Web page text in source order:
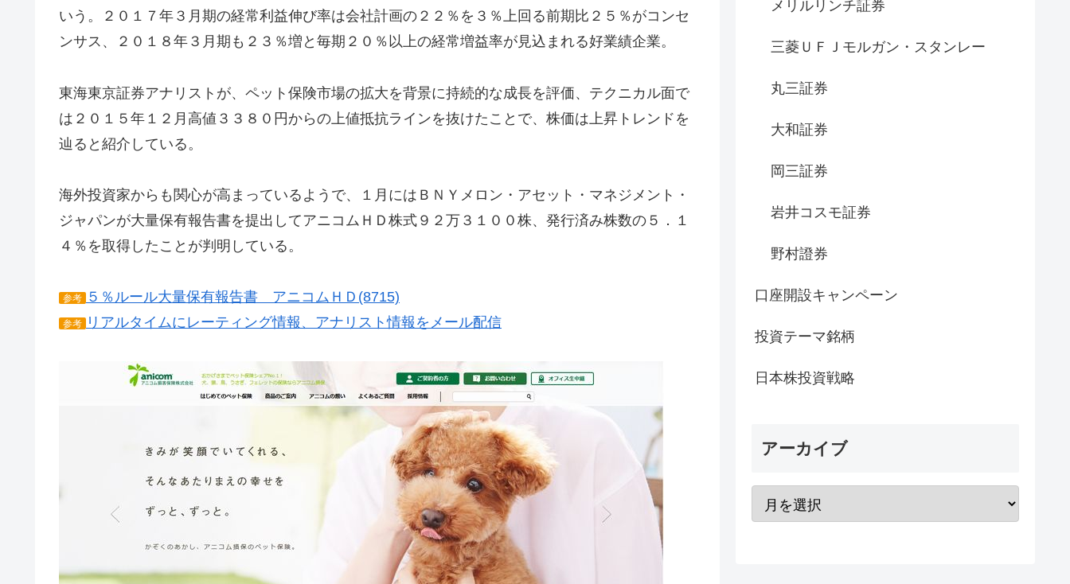
いう。２０１７年３月期の経常利益伸び率は会社計画の２２％を３％上回る前期比２５％がコンセ
ンサス、２０１８年３月期も２３％増と毎期２０％以上の経常増益率が見込まれる好業績企業。
東海東京証券アナリストが、ペット保険市場の拡大を背景に持続的な成長を評価、テクニカル面で
は２０１５年１２月高値３３８０円からの上値抵抗ラインを抜けたことで、株価は上昇トレンドを
辿ると紹介している。
海外投資家からも関心が高まっているようで、１月にはＢＮＹメロン・アセット・マネジメント・
ジャパンが大量保有報告書を提出してアニコムＨＤ株式９２万３１００株、発行済み株数の５．１
４％を取得したことが判明している。
参考 ５％ルール大量保有報告書 アニコムＨＤ(8715)
参考 リアルタイムにレーティング情報、アナリスト情報をメール配信
メリルリンチ証券
三菱ＵＦＪモルガン・スタンレー
丸三証券
大和証券
岡三証券
岩井コスモ証券
野村證券
口座開設キャンペーン
投資テーマ銘柄
日本株投資戦略
アーカイブ